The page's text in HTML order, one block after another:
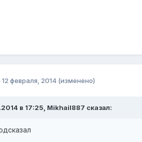
12 февраля, 2014 (изменено)
в 17:25, Mikhail887 сказал: